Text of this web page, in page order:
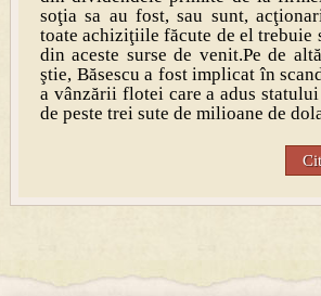
soţia sa au fost, sau sunt,
toate achiziţiile făcute de el trebuie
din aceste surse de venit.Pe de
ştie, Băsescu a fost implicat în
a vânzării flotei care a adus
de peste trei sute de milioane de